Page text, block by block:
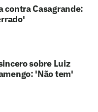
contra Casagrande:
sobre Luiz
'Não tem'